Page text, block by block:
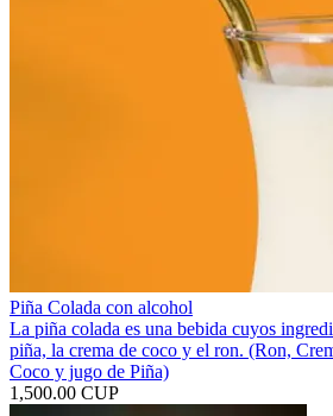
Piña Colada con alcohol
La piña colada es una bebida cuyos
piña, la crema de coco y el ron. (Ron,
Coco y jugo de Piña)
1,500.00 CUP